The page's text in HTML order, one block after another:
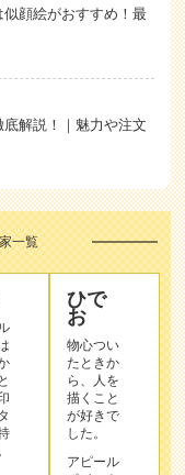
顔絵がおすすめ！最
解説！｜魅力や注文
一覧
ひで
お
物心つい
たときか
ら、人を
描くこと
が好きで
した。
アピール